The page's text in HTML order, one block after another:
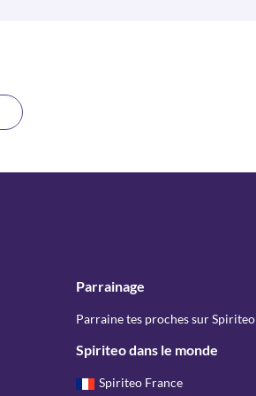
Parrainage
Parraine tes proches sur Spiriteo
Spiriteo dans le monde
Spiriteo France